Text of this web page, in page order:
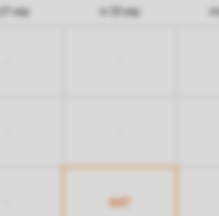
21 sep vr 25 sep
447